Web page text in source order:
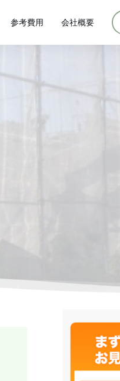
参考費用 会社概要